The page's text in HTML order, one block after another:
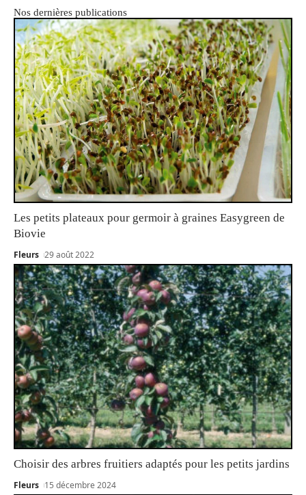
Nos dernières publications
Les petits plateaux pour germoir à graines Easygreen de
Biovie
Fleurs 29 août 2022
Choisir des arbres fruitiers adaptés pour les petits jardins
Fleurs 15 décembre 2024